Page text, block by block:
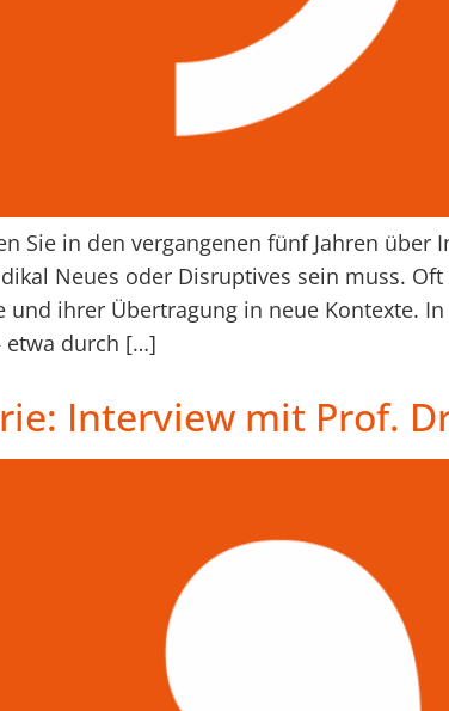
Sie in den vergangenen fünf Jahren
Neues oder Disruptives sein muss.
und ihrer Übertragung in neue Kontexte.
etwa durch […]
Interview mit Prof.